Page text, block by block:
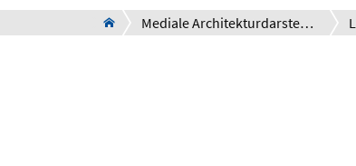
Mediale Architekturdarstellung